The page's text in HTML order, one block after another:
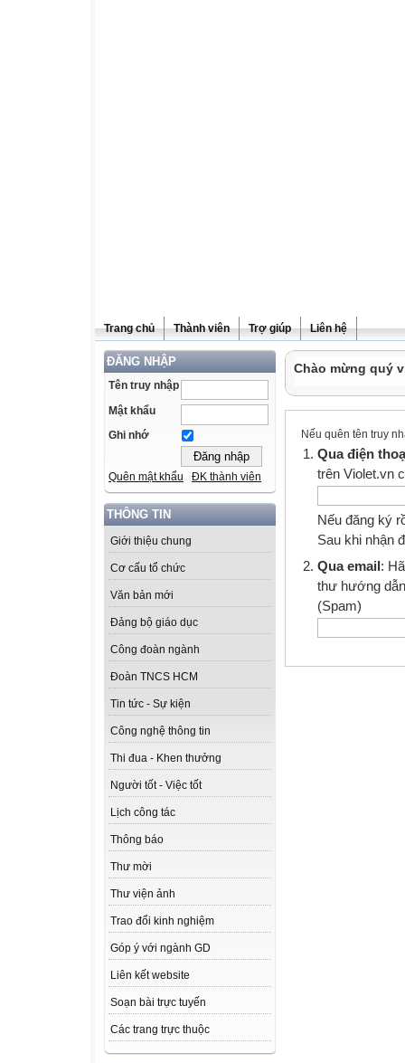
Trang chủ Thành viên Trợ giúp Liên hệ
ĐĂNG NHẬP
Tên truy nhập
Mật khẩu
Ghi nhớ
Quên mật khẩu ĐK thành viên
THÔNG TIN
Giới thiệu chung
Cơ cấu tổ chức
Văn bản mới
Đảng bộ giáo dục
Công đoàn ngành
Đoàn TNCS HCM
Tin tức - Sự kiện
Công nghệ thông tin
Thi đua - Khen thưởng
Người tốt - Việc tốt
Lịch công tác
Thông báo
Thư mời
Thư viện ảnh
Trao đổi kinh nghiệm
Góp ý với ngành GD
Liên kết website
Soạn bài trực tuyến
Các trang trực thuộc
Chào mừng quý
Nếu quên tên truy
Qua điện
trên Violet.vn
Nếu đăng ký
Sau khi nhận
Qua email :
thư hướng
(Spam)